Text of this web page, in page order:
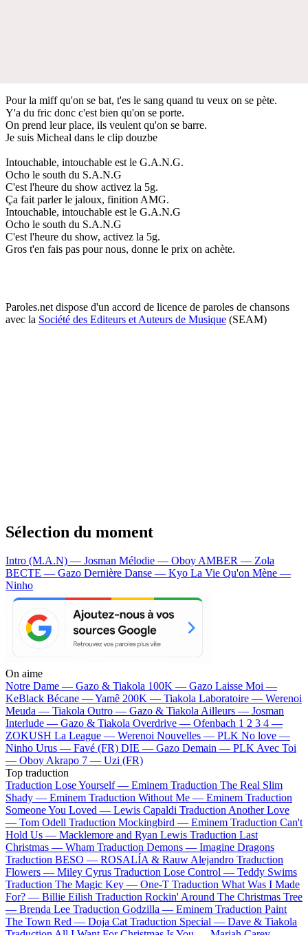
Pour la miff qu'on se bat, t'es le sang quand tu veux on se pète.
Y'a du fric donc c'est bien qu'on se porte.
On prend leur place, ils veulent qu'on se barre.
Je suis Micheal dans le clip douzbe
Intouchable, intouchable est le G.A.N.G.
Ocho le south du S.A.N.G
C'est l'heure du show activez la 5g.
Ça fait parler le jaloux, finition AMG.
Intouchable, intouchable est le G.A.N.G
Ocho le south du S.A.N.G
C'est l'heure du show, activez la 5g.
Gros t'en fais pas pour nous, donne le prix on achète.
Paroles.net dispose d'un accord de licence de paroles de chansons
avec la Société des Editeurs et Auteurs de Musique (SEAM)
Sélection du moment
Intro (M.A.N) — Josman Mélodie — OboyAMBER — Zola
BECTE — Gazo Dernière Danse — Kyo La Vie Qu'on Mène —
Ninho
On aime
Notre Dame — Gazo & Tiakola 100K — Gazo Laisse Moi —
KeBlack Bécane —Yamê 200K — Tiakola Laboratoire — Werenoi
Meuda — Tiakola Outro — Gazo & TiakolaAilleurs — Josman
Interlude — Gazo & Tiakola Overdrive — Ofenbach 1 2 3 4 —
ZOKUSH La League — Werenoi Nouvelles — PLK No love —
Ninho Urus — Favé (FR) DIE — Gazo Demain — PLKAvec Toi
— OboyAkrapo 7 — Uzi (FR)
Top traduction
Traduction Lose Yourself — Eminem Traduction The Real Slim
Shady — Eminem Traduction Without Me — Eminem Traduction
Someone You Loved — Lewis Capaldi Traduction Another Love
— Tom Odell Traduction Mockingbird — Eminem Traduction Can't
Hold Us — Macklemore and Ryan Lewis Traduction Last
Christmas — Wham Traduction Demons — Imagine Dragons
Traduction BESO — ROSALÍA & Rauw Alejandro Traduction
Flowers — Miley Cyrus Traduction Lose Control — Teddy Swims
Traduction The Magic Key — One-T Traduction What Was I Made
For? — Billie Eilish Traduction Rockin' Around The Christmas Tree
— Brenda Lee Traduction Godzilla — Eminem Traduction Paint
The Town Red — Doja Cat Traduction Special — Dave & Tiakola